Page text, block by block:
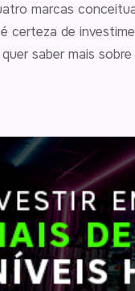
marcas
certeza de
saber mais